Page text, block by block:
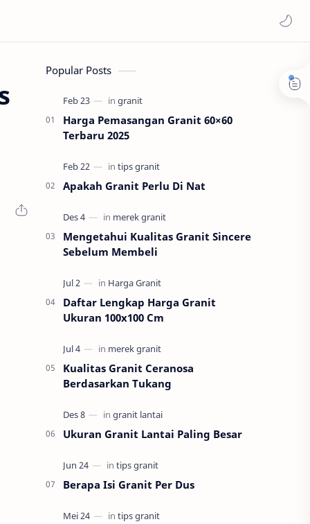
Popular Posts
Harga Pemasangan Granit 60×60
Terbaru 2025
Apakah Granit Perlu Di Nat
Mengetahui Kualitas Granit Sincere
Sebelum Membeli
Daftar Lengkap Harga Granit
Ukuran 100x100 Cm
Kualitas Granit Ceranosa
Berdasarkan Tukang
Ukuran Granit Lantai Paling Besar
Berapa Isi Granit Per Dus